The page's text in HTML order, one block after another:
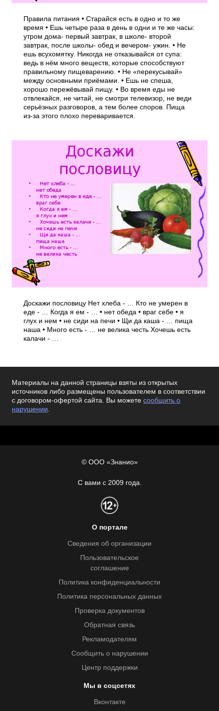
Правила питания • Старайся есть в одно и то же
время • Ешь четыре раза в день в одни и те же часы:
утром дома- первый завтрак, в школе- второй
завтрак, после школы- обед и вечером- ужин. • Не
ешь всухомятку. Никогда не отказывайся от супа:
ведь в нём много веществ, которые способствуют
правильному пищеварению. • Не «перекусывай»
между основными приёмами. • Ешь не спеша,
хорошо пережёвывай пищу. • Во время еды не
отвлекайся, не читай, не смотри телевизор, не веди
серьёзных разговоров, а тем более споров. Пища
из-за этого плохо переваривается.
Доскажи пословицу Нет хлеба - … Кто не умерен в
еде - … Когда я ем - … • нет обеда • враг себе • я
глух и нем • не сиди на печи • Щи да каша - … пища
наша • Много есть - … не велика честь Хочешь есть
калачи - …
Материалы на данной страницы взяты из открытых
источников либо размещены пользователем в соответствии
с договором-офертой сайта. Вы можете сообщить о
нарушении.
© ООО «Знанио»
С вами с 2009 года.
О портале
Сведения об организации
Пользовательское
соглашение
Политика конфиденциальности
Политика персональных данных
Проверка документов
Обратная связь
Рекламодателям
Сообщить о нарушении
Центр поддержки
Мы в соцсетях
Вконтакте